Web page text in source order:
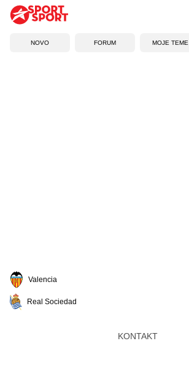
NOVO FORUM MOJE TEME
Valencia
Real Sociedad
KONTAKT